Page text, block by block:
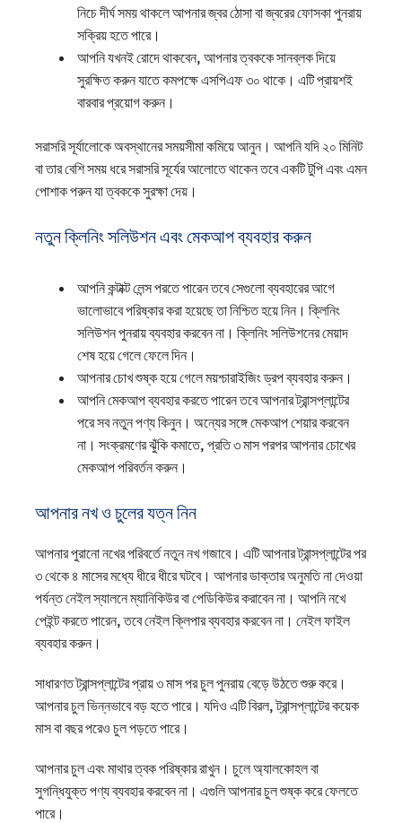
নিচে দীর্ঘ সময় থাকলে আপনার জ্বর ঠোসা বা জ্বরের ফোসকা পুনরায়
সক্রিয় হতে পারে।
আপনি যখনই রোদে থাকবেন, আপনার ত্বককে সানব্লক দিয়ে
সুরক্ষিত করুন যাতে কমপক্ষে এসপিএফ ৩০ থাকে। এটি প্রায়শই
বারবার প্রয়োগ করুন।
সরাসরি সূর্যালোকে অবস্থানের সময়সীমা কমিয়ে আনুন। আপনি যদি ২০ মিনিট
বা তার বেশি সময় ধরে সরাসরি সূর্যের আলোতে থাকেন তবে একটি টুপি এবং এমন
পোশাক পরুন যা ত্বককে সুরক্ষা দেয়।
নতুন ক্লিনিং সলিউশন এবং মেকআপ ব্যবহার করুন
আপনি কন্টাক্ট লেন্স পরতে পারেন তবে সেগুলো ব্যবহারের আগে
ভালোভাবে পরিষ্কার করা হয়েছে তা নিশ্চিত হয়ে নিন। ক্লিনিং
সলিউশন পুনরায় ব্যবহার করবেন না। ক্লিনিং সলিউশনের মেয়াদ
শেষ হয়ে গেলে ফেলে দিন।
আপনার চোখ শুষ্ক হয়ে গেলে ময়শ্চারাইজিং ড্রপ ব্যবহার করুন।
আপনি মেকআপ ব্যবহার করতে পারেন তবে আপনার ট্রান্সপ্লান্টের
পরে সব নতুন পণ্য কিনুন। অন্যের সঙ্গে মেকআপ শেয়ার করবেন
না। সংক্রমণের ঝুঁকি কমাতে, প্রতি ৩ মাস পরপর আপনার চোখের
মেকআপ পরিবর্তন করুন।
আপনার নখ ও চুলের যত্ন নিন
আপনার পুরানো নখের পরিবর্তে নতুন নখ গজাবে। এটি আপনার ট্রান্সপ্লান্টের পর
৩ থেকে ৪ মাসের মধ্যে ধীরে ধীরে ঘটবে। আপনার ডাক্তার অনুমতি না দেওয়া
পর্যন্ত নেইল স্যালনে ম্যানিকিউর বা পেডিকিউর করাবেন না। আপনি নখে
পেইন্ট করতে পারেন, তবে নেইল ক্লিপার ব্যবহার করবেন না। নেইল ফাইল
ব্যবহার করুন।
সাধারণত ট্রান্সপ্লান্টের প্রায় ৩ মাস পর চুল পুনরায় বেড়ে উঠতে শুরু করে।
আপনার চুল ভিন্নভাবে বড় হতে পারে। যদিও এটি বিরল, ট্রান্সপ্লান্টের কয়েক
মাস বা বছর পরেও চুল পড়তে পারে।
আপনার চুল এবং মাথার ত্বক পরিষ্কার রাখুন। চুলে অ্যালকোহল বা
সুগন্ধিযুক্ত পণ্য ব্যবহার করবেন না। এগুলি আপনার চুল শুষ্ক করে ফেলতে
পারে।